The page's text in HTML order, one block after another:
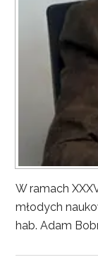
W ramach
młodych
hab. Adam